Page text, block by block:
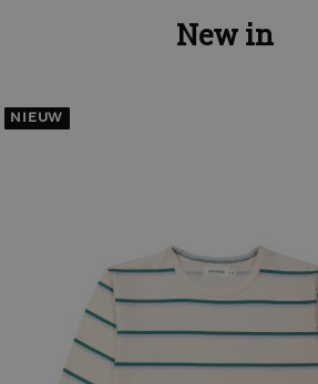
New in
NIEUW